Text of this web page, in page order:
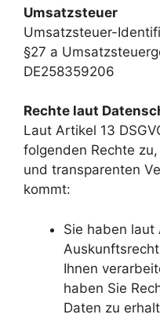
Umsatzsteuer
Umsatzsteuer-
§27 a
DE258359206
Rechte laut
Laut Artikel 13
folgenden Rechte
und transparenten
kommt:
Sie haben laut
Ihnen
haben Sie
Daten zu